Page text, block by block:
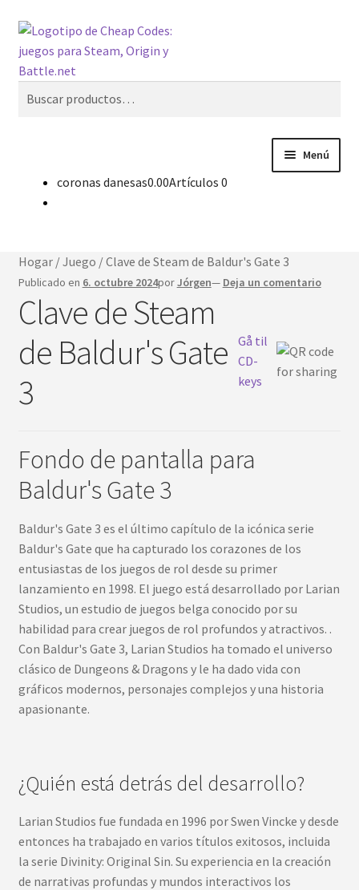
Saltar
a
la
Saltar
al
contenido
Buscar
Menú
Contacto
Español
coronas danesas0.00Artículos 0
Hogar/Juego /Clave de Steam de Baldur's Gate 3
Publicado en 6. octubre 2024porJórgen— Deja un comentario
Clave de Steam
de Baldur's Gate
3
Gå til
CD-
keys
Fondo de pantalla para
Baldur's Gate 3
Baldur's Gate 3 es el último capítulo de la icónica serie
Baldur's Gate que ha capturado los corazones de los
entusiastas de los juegos de rol desde su primer
lanzamiento en 1998. El juego está desarrollado por Larian
Studios, un estudio de juegos belga conocido por su
habilidad para crear juegos de rol profundos y atractivos. .
Con Baldur's Gate 3, Larian Studios ha tomado el universo
clásico de Dungeons & Dragons y le ha dado vida con
gráficos modernos, personajes complejos y una historia
apasionante.
¿Quién está detrás del desarrollo?
Larian Studios fue fundada en 1996 por Swen Vincke y desde
entonces ha trabajado en varios títulos exitosos, incluida
la serie Divinity: Original Sin. Su experiencia en la creación
de narrativas profundas y mundos interactivos los